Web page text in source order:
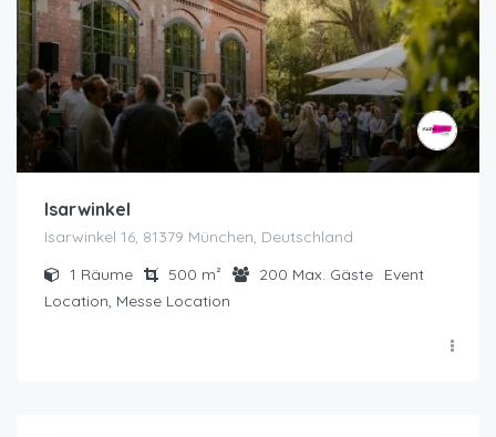
Isarwinkel
Isarwinkel 16, 81379 München, Deutschland
1 Räume 500 m² 200 Max. Gäste
Event
Location, Messe Location